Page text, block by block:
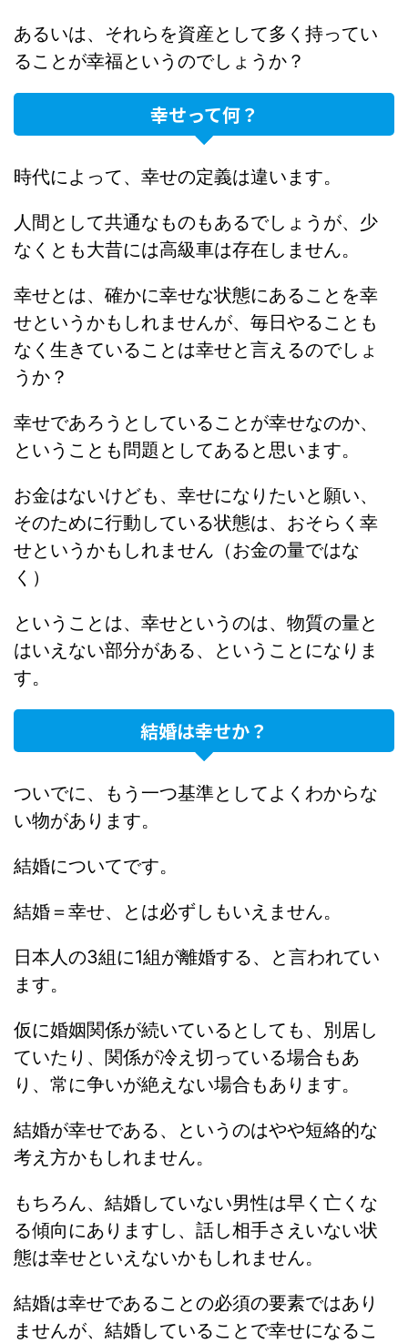
あるいは、それらを資産として多く持ってい
ることが幸福というのでしょうか？
幸せって何？
時代によって、幸せの定義は違います。
人間として共通なものもあるでしょうが、少
なくとも大昔には高級車は存在しません。
幸せとは、確かに幸せな状態にあることを幸
せというかもしれませんが、毎日やることも
なく生きていることは幸せと言えるのでしょ
うか？
幸せであろうとしていることが幸せなのか、
ということも問題としてあると思います。
お金はないけども、幸せになりたいと願い、
そのために行動している状態は、おそらく幸
せというかもしれません（お金の量ではな
く）
ということは、幸せというのは、物質の量と
はいえない部分がある、ということになりま
す。
結婚は幸せか？
ついでに、もう一つ基準としてよくわからな
い物があります。
結婚についてです。
結婚＝幸せ、とは必ずしもいえません。
日本人の3組に1組が離婚する、と言われてい
ます。
仮に婚姻関係が続いているとしても、別居し
ていたり、関係が冷え切っている場合もあ
り、常に争いが絶えない場合もあります。
結婚が幸せである、というのはやや短絡的な
考え方かもしれません。
もちろん、結婚していない男性は早く亡くな
る傾向にありますし、話し相手さえいない状
態は幸せといえないかもしれません。
結婚は幸せであることの必須の要素ではあり
ませんが、結婚していることで幸せになるこ